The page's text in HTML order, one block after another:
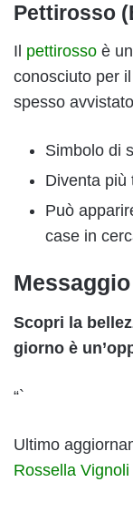
Pettirosso
Il pettirosso è
conosciuto per
spesso
Simbolo di
Diventa più
Può
case in
Scopri la
giorno è
“`
Ultimo
Rossella Vignoli